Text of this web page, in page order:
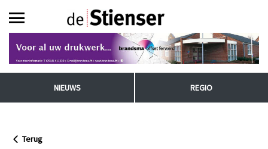
NIEUWS REGIO
Terug